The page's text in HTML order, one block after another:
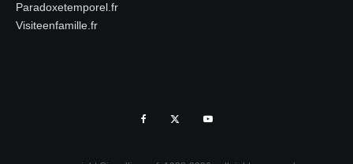
Paradoxetemporel.fr
Visiteenfamille.fr